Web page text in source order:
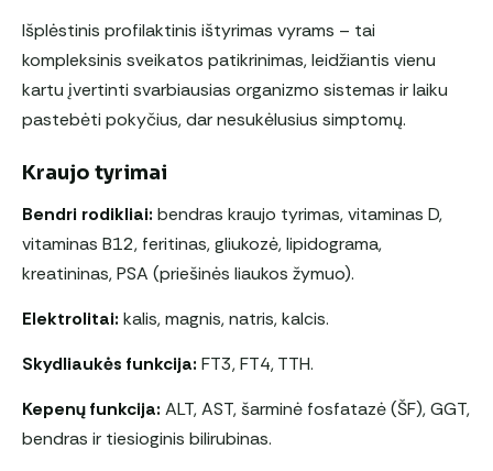
Išplėstinis profilaktinis ištyrimas vyrams – tai
kompleksinis sveikatos patikrinimas, leidžiantis vienu
kartu įvertinti svarbiausias organizmo sistemas ir laiku
pastebėti pokyčius, dar nesukėlusius simptomų.
Kraujo tyrimai
Bendri rodikliai: bendras kraujo tyrimas, vitaminas D,
vitaminas B12, feritinas, gliukozė, lipidograma,
kreatininas, PSA (priešinės liaukos žymuo).
Elektrolitai: kalis, magnis, natris, kalcis.
Skydliaukės funkcija: FT3, FT4, TTH.
Kepenų funkcija: ALT, AST, šarminė fosfatazė (ŠF), GGT,
bendras ir tiesioginis bilirubinas.